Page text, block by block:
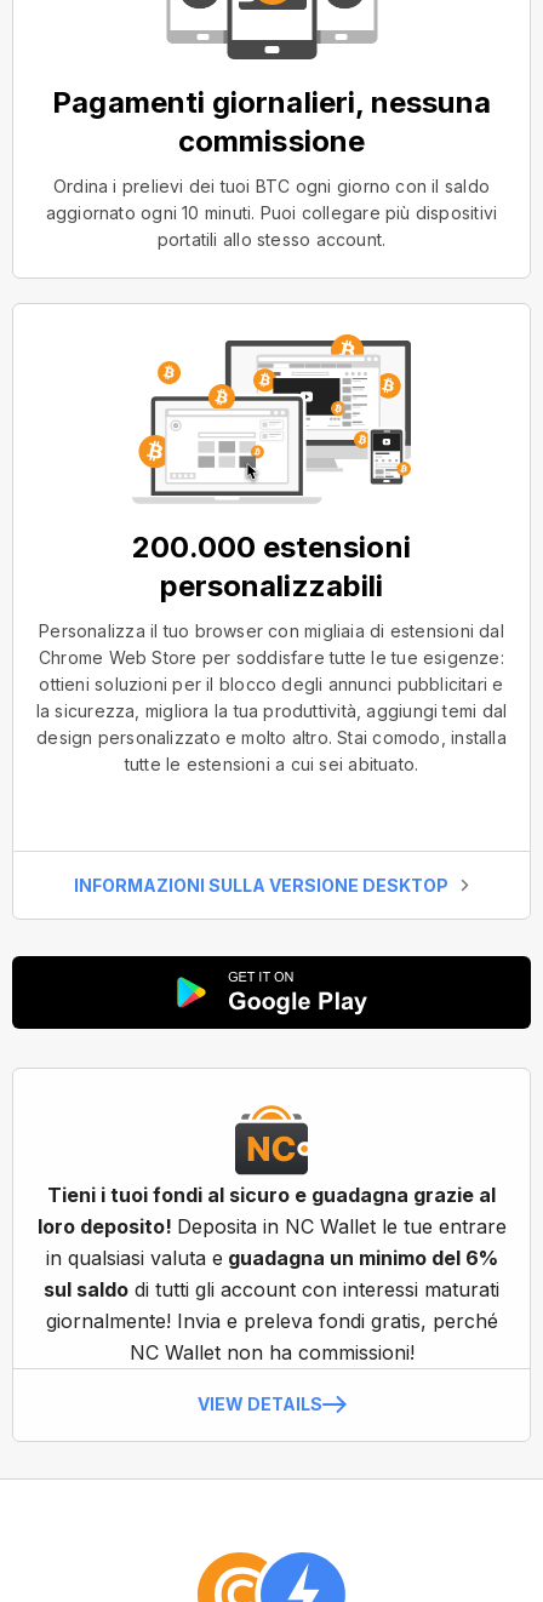
Pagamenti giornalieri, nessuna
commissione
Ordina i prelievi dei tuoi BTC ogni giorno con il saldo
aggiornato ogni 10 minuti. Puoi collegare più dispositivi
portatili allo stesso account.
200.000 estensioni
personalizzabili
Personalizza il tuo browser con migliaia di estensioni dal
Chrome Web Store per soddisfare tutte le tue esigenze:
ottieni soluzioni per il blocco degli annunci pubblicitari e
la sicurezza, migliora la tua produttività, aggiungi temi dal
design personalizzato e molto altro. Stai comodo, installa
tutte le estensioni a cui sei abituato.
INFORMAZIONI SULLA VERSIONE DESKTOP
Tieni i tuoi fondi al sicuro e guadagna grazie al
loro deposito! Deposita in NC Wallet le tue entrare
in qualsiasi valuta e guadagna un minimo del 6%
sul saldo di tutti gli account con interessi maturati
giornalmente! Invia e preleva fondi gratis, perché
NC Wallet non ha commissioni!
VIEW DETAILS